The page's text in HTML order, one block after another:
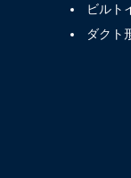
ビルト
ダクト